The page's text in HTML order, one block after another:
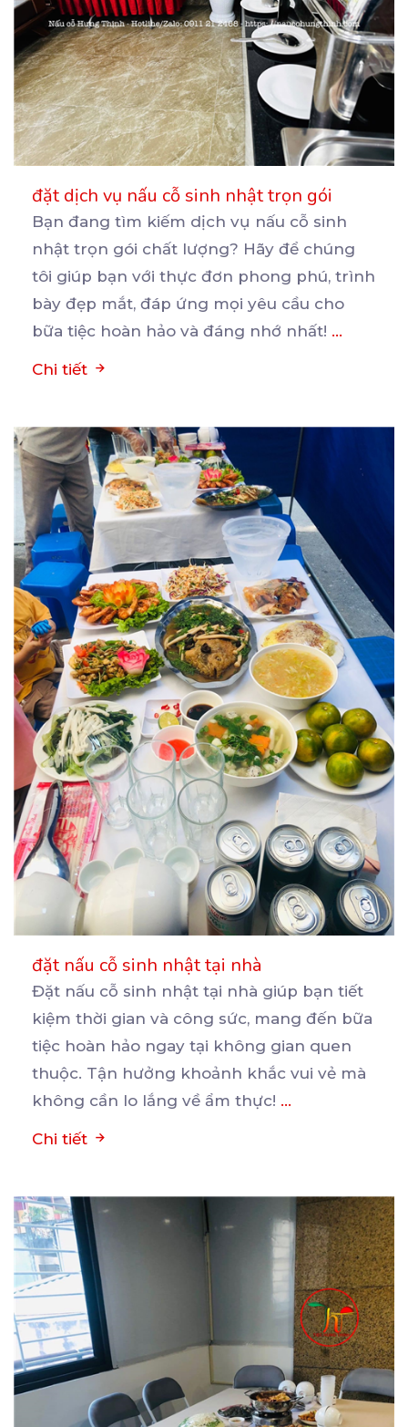
đặt dịch vụ nấu cỗ sinh nhật trọn gói
Bạn đang tìm kiếm dịch vụ nấu cỗ sinh
nhật trọn gói chất lượng? Hãy để chúng
tôi giúp bạn với thực đơn phong phú, trình
bày đẹp mắt, đáp ứng mọi yêu cầu cho
bữa tiệc hoàn hảo và đáng nhớ nhất! ...
Chi tiết
đặt nấu cỗ sinh nhật tại nhà
Đặt nấu cỗ sinh nhật tại nhà giúp bạn tiết
kiệm thời gian và công sức, mang đến bữa
tiệc hoàn hảo ngay tại không gian quen
thuộc. Tận hưởng khoảnh khắc vui vẻ mà
không cần lo lắng về ẩm thực! ...
Chi tiết